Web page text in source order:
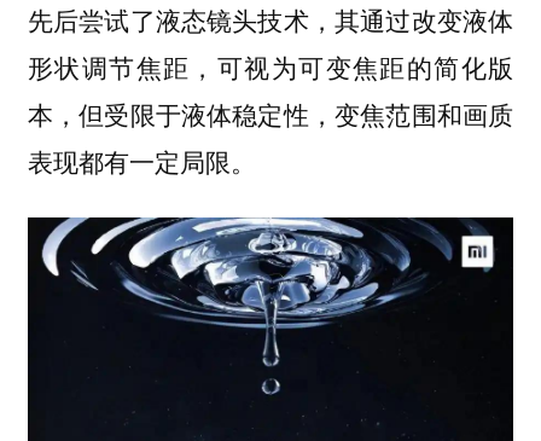
先后尝试了液态镜头技术，其通过改变液体
形状调节焦距，可视为可变焦距的简化版
本，但受限于液体稳定性，变焦范围和画质
表现都有一定局限。